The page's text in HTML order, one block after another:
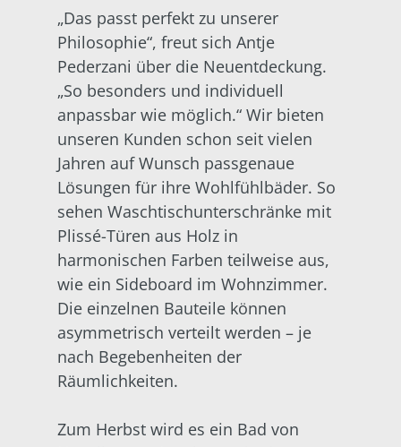
„Das passt perfekt zu unserer
Philosophie“, freut sich Antje
Pederzani über die Neuentdeckung.
„So besonders und individuell
anpassbar wie möglich.“ Wir bieten
unseren Kunden schon seit vielen
Jahren auf Wunsch passgenaue
Lösungen für ihre Wohlfühlbäder. So
sehen Waschtischunterschränke mit
Plissé-Türen aus Holz in
harmonischen Farben teilweise aus,
wie ein Sideboard im Wohnzimmer.
Die einzelnen Bauteile können
asymmetrisch verteilt werden – je
nach Begebenheiten der
Räumlichkeiten.
Zum Herbst wird es ein Bad von